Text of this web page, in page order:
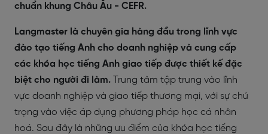
chuẩn khung Châu Âu - CEFR.
Langmaster là chuyên gia hàng đầu trong lĩnh vực
đào tạo tiếng Anh cho doanh nghiệp và cung cấp
các khóa học tiếng Anh giao tiếp được thiết kế đặc
biệt cho người đi làm.
Trung tâm tập trung vào lĩnh
vực doanh nghiệp và giao tiếp thương mại, với sự chú
trọng vào việc áp dụng phương pháp học cá nhân
hoá. Sau đây là những ưu điểm của khóa học tiếng